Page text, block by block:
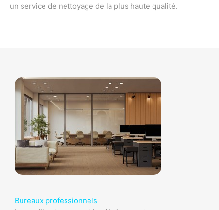
un service de nettoyage de la plus haute qualité.
Bureaux professionnels